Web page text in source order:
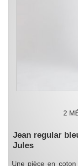
2
Jean regular
Jules
Une pièce en